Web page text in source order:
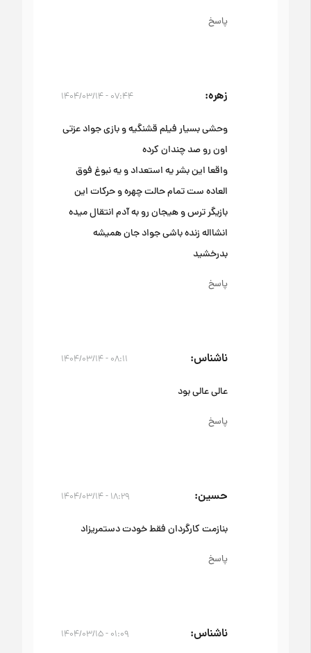
پاسخ
زهره ۰۷:۴۴ - ۱۴۰۴/۰۳/۱۴
وحشی بسیار فیلم قشنگیه و بازی جواد عزتی
اون رو صد چندان کرده
واقعا این بشر یه استعداد و یه نبوغ فوق
العاده ست تمام حالت چهره و حرکات این
بازیگر ترس و هیجان رو به آدم انتقال میده
انشااله زنده باشی جواد جان همیشه
بدرخشید
پاسخ
ناشناس ۰۸:۱۱ - ۱۴۰۴/۰۳/۱۴
عالی عالی بود
پاسخ
حسین ۱۸:۲۹ - ۱۴۰۴/۰۳/۱۴
بنازمت کارگردان فقط خودت دستمریزاد
پاسخ
ناشناس ۰۱:۰۹ - ۱۴۰۴/۰۳/۱۵